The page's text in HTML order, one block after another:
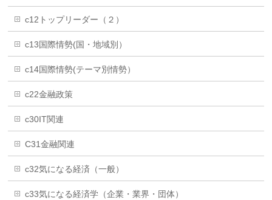
c12トップリーダー（２）
c13国際情勢(国・地域別）
c14国際情勢(テーマ別情勢）
c22金融政策
c30IT関連
C31金融関連
c32気になる経済（一般）
c33気になる経済学（企業・業界・団体）